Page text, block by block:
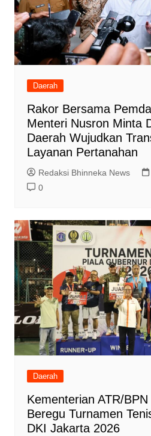
Daerah
Rakor Bersama
Menteri Nusron Minta
Daerah Wujudkan
Layanan Pertanahan
Redaksi Bhinneka News
0
Daerah
Kementerian ATR/
Beregu Turnamen
DKI Jakarta 2026